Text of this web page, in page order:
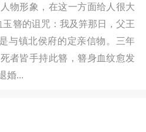
物形象，在这一方面给人很大
簪的诅咒：我及笄那日，父王
与镇北侯府的定亲信物。三年
者皆手持此簪，簪身血纹愈发
...